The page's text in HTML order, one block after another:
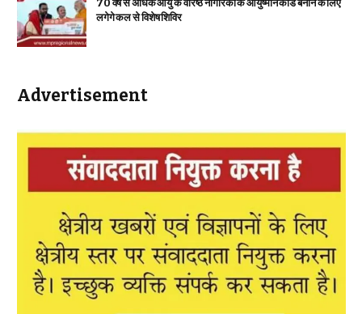
70 वर्ष से अधिक आयु के वरिष्ठ नागरिकों के आयुष्मान कार्ड बनाने के लिए
लगेगे कल से विशेष शिविर
Advertisement